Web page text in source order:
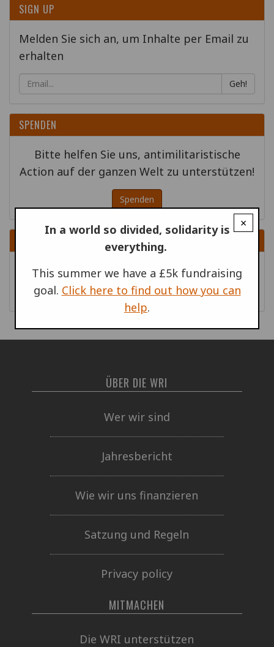
×
In a world so divided, solidarity is
everything.
This summer we have a £5k fundraising
goal. Click here to find out how you can
help.
SIGN UP
Melden Sie sich an, um Inhalte per Email zu
erhalten
Geh!
SPENDEN
Bitte helfen Sie uns, antimilitaristische
Action auf der ganzen Welt zu unterstützen!
Spenden
VERWANDTE VERÖFFENTLICHUNGEN
Berichte aus der WRI | September 2015
Berichte aus der WRI| Oktober 2015
ÜBER DIE WRI
Wer wir sind
Jahresbericht
Wie wir uns finanzieren
Satzung und Regeln
Privacy policy
MITMACHEN
Die WRI unterstützen